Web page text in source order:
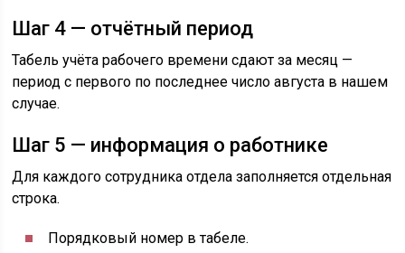
Шаг 4 — отчётный период
Табель учёта рабочего времени сдают за месяц —
период с первого по последнее число августа в нашем
случае.
Шаг 5 — информация о работнике
Для каждого сотрудника отдела заполняется отдельная
строка.
Порядковый номер в табеле.